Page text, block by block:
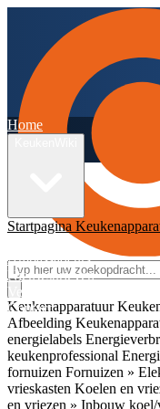
Keukenapparatuur
Afbeelding
energielabels
keukenprofessional
fornuizen Fornuizen »
vrieskasten Koelen en
en vriezen » Inbouw koel/
Home
Startpagina
Ambassadeurs
Nieuwsbrieven
Veelgestelde vragen
Contact